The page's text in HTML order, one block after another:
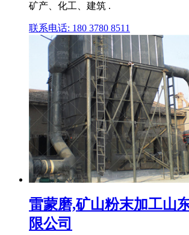
矿产、化工、建筑 .
联系电话: 180 3780 8511
雷蒙磨,矿山粉末加工山
限公司